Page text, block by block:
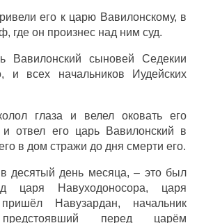
его к царю Вавилонскому, в
где он произнес над ним суд.
Вавилонский сыновей Седекии
и всех начальников Иудейских
глаза и велел оковать его
отвел его царь Вавилонский в
в дом стражи до дня смерти его.
десятый день месяца, – это был
царя Навуходоносора, царя
Навузардан, начальник
предстоявший перед царём